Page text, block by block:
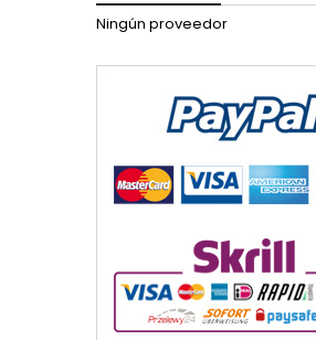
Ningún proveedor